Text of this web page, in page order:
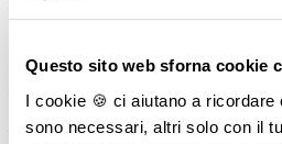
Questo sito web sforna cookie
I cookie 🍪 ci aiutano a ricordare
sono necessari, altri solo con il
Aspiratori nasali manuali
―
Cuscini allattamento
―Biberon